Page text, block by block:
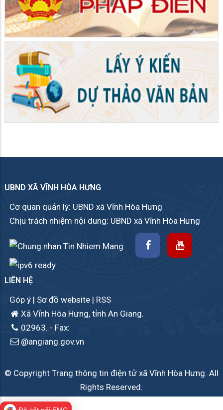
UBND XÃ VĨNH HÒA HƯNG
Cơ quan quản lý: UBND xã Vĩnh Hòa Hưng
Chịu trách nhiệm nội dung: UBND xã Vĩnh Hòa Hưng
LIÊN HỆ
Góp ý | Sơ đồ website | RSS
Xã Vĩnh Hòa Hưng, tỉnh An Giang.
02963. - Fax:
@angiang.gov.vn
© Copyright Trang thông tin điện tử xã Vĩnh Hòa Hưng. All
Rights Reserved.